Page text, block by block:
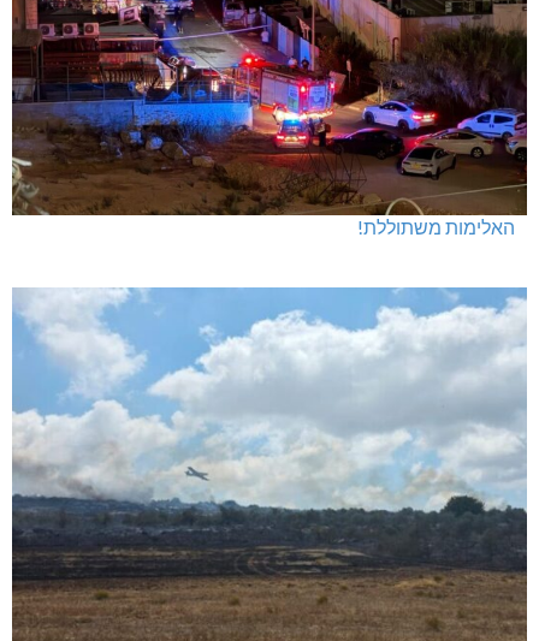
האלימות משתוללת!